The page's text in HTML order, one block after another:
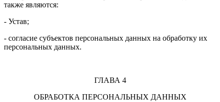
также являются:
- Устав;
- согласие субъектов персональных данных на обработку их
персональных данных.
ГЛАВА 4
ОБРАБОТКА ПЕРСОНАЛЬНЫХ ДАННЫХ